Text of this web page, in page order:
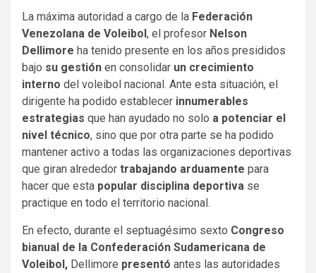
La máxima autoridad a cargo de la Federación
Venezolana de Voleibol, el profesor Nelson
Dellimore ha tenido presente en los años presididos
bajo su gestión en consolidar un crecimiento
interno del voleibol nacional. Ante esta situación, el
dirigente ha podido establecer innumerables
estrategias que han ayudado no solo a potenciar el
nivel técnico, sino que por otra parte se ha podido
mantener activo a todas las organizaciones deportivas
que giran alrededor trabajando arduamente para
hacer que esta popular disciplina deportiva se
practique en todo el territorio nacional.
En efecto, durante el septuagésimo sexto Congreso
bianual de la Confederación Sudamericana de
Voleibol, Dellimore presentó antes las autoridades